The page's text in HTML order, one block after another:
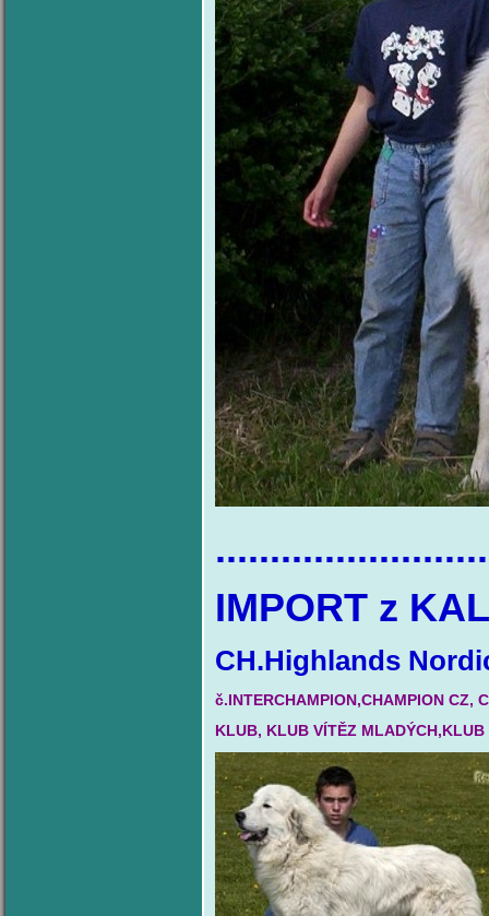
IMPORT z
CH.Highlands
č.INTERCHAMPION,CHAMPION CZ,
KLUB, KLUB VÍTĚZ MLADÝCH,KLUB